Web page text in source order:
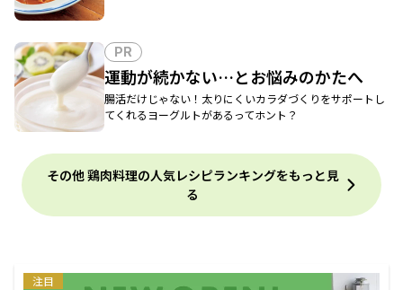
PR
運動が続かない…とお悩みのかたへ
腸活だけじゃない！太りにくいカラダづくりをサポートし
てくれるヨーグルトがあるってホント？
その他 鶏肉料理の人気レシピランキングをもっと見
る
注目